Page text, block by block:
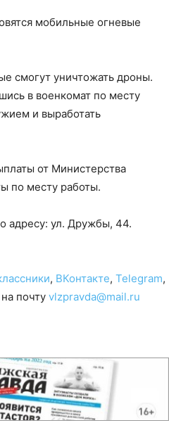
мобильные огневые
смогут уничтожать дроны.
в военкомат по месту
и выработать
от Министерства
по месту работы.
адресу: ул. Дружбы, 44.
, ВКонтакте, Telegram,
почту vlzpravda@mail.ru